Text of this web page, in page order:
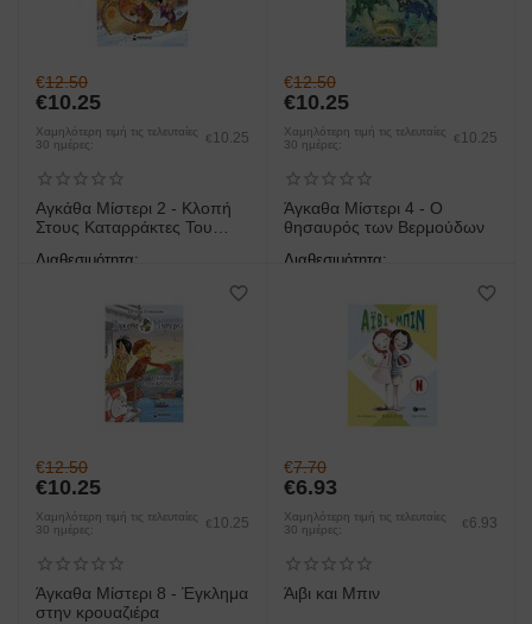
€12.50
€10.25
Χαμηλότερη τιμή τις τελευταίες
30 ημέρες:
€ 10.25
Αγκάθα Μίστερι 2 - Κλοπή
Στους Καταρράκτες Του
Διαθεσιμότητα:
€12.50
€10.25
Χαμηλότερη τιμή τις τελευταίες
30 ημέρες:
€ 10.25
Άγκαθα Μίστερι 4 - Ο
θησαυρός των Βερμούδων
Διαθεσιμότητα:
€12.50
€10.25
Χαμηλότερη τιμή τις τελευταίες
30 ημέρες:
€ 10.25
Άγκαθα Μίστερι 8 - Έγκλημα
στην κρουαζιέρα
€7.70
€6.93
Χαμηλότερη τιμή τις τελευταίες
30 ημέρες:
€ 6.93
Άιβι και Μπιν